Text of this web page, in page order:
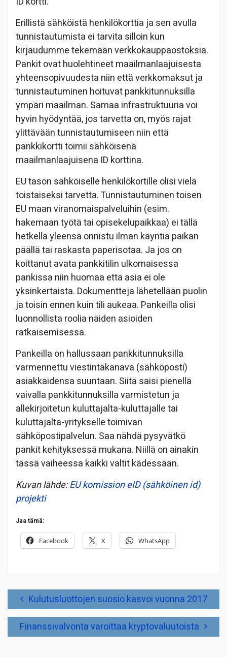
Erillistä sähköistä henkilökorttia ja sen avulla
tunnistautumista ei tarvita silloin kun
kirjaudumme tekemään verkkokauppaostoksia.
Pankit ovat huolehtineet maailmanlaajuisesta
yhteensopivuudesta niin että verkkomaksut ja
tunnistautuminen hoituvat pankkitunnuksilla
ympäri maailman. Samaa infrastruktuuria voi
hyvin hyödyntää, jos tarvetta on, myös rajat
ylittävään tunnistautumiseen niin että
pankkikortti toimii sähköisenä
maailmanlaajuisena ID korttina.
EU tason sähköiselle henkilökortille olisi vielä
toistaiseksi tarvetta. Tunnistautuminen toisen
EU maan viranomaispalveluihin (esim.
hakemaan työtä tai opisekelupaikkaa) ei tällä
hetkellä yleensä onnistu ilman käyntiä paikan
päällä tai raskasta paperisotaa. Ja jos on
koittanut avata pankkitilin ulkomaisessa
pankissa niin huomaa että asia ei ole
yksinkertaista. Dokumentteja lähetellään puolin
ja toisin ennen kuin tili aukeaa. Pankeilla olisi
luonnollista roolia näiden asioiden
ratkaisemisessa.
Pankeilla on hallussaan pankkitunnuksilla
varmennettu viestintäkanava (sähköposti)
asiakkaidensa suuntaan. Siitä saisi pienellä
vaivalla pankkitunnuksilla varmistetun ja
allekirjoitetun kuluttajalta-kuluttajalle tai
kuluttajalta-yritykselle toimivan
sähköpostipalvelun. Saa nähdä pysyvätkö
pankit kehityksessä mukana. Niillä on ainakin
tässä vaiheessa kaikki valtit kädessään.
Kuvan lähde:EU komission eID (sähköinen id)
projekti
Jaa tämä:
Facebook X WhatsApp
ArtikkelienKulutusluottojen suosio kasvoi vuonna 2017
Finanssivalvonta varoittaa kryptovaluutoista